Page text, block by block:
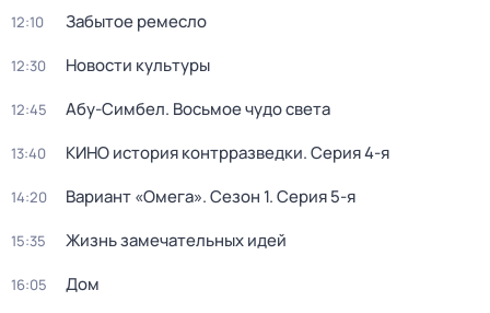
12:10 Забытое ремесло
12:30 Новости культуры
12:45 Абу-Симбел. Восьмое чудо света
13:40 КИНО история контрразведки. Серия 4-я
14:20 Вариант «Омега». Сезон 1. Серия 5-я
15:35 Жизнь замечательных идей
16:05 Дом